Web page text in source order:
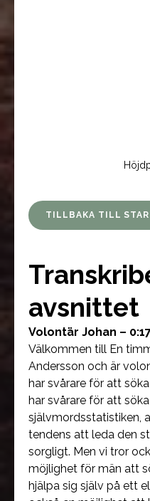
TILLBAKA TILL
avsnittet
Volontär Johan –
Välkommen till En
Andersson och är
har svårare för att
har svårare för att
självmordsstatistiken,
tendens att leda den
sorgligt. Men vi tror
möjlighet för män att
hjälpa sig själv på ett